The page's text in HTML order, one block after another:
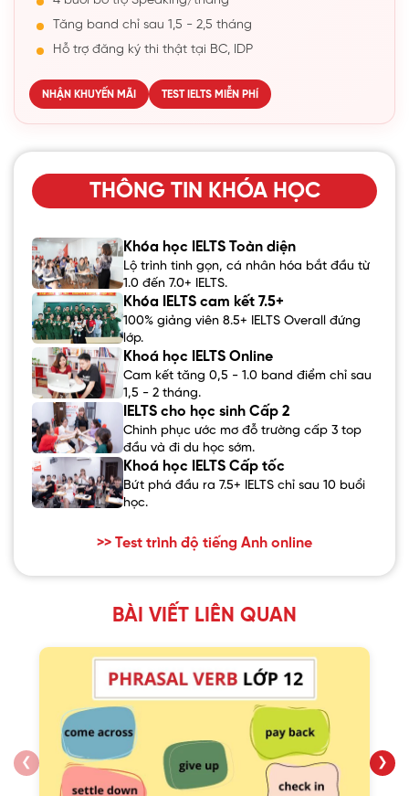
Tăng band chỉ sau 1,5 - 2,5 tháng
Hỗ trợ đăng ký thi thật tại BC, IDP
NHẬN KHUYẾN MÃI TEST IELTS MIỄN PHÍ
THÔNG TIN KHÓA HỌC
Khóa học IELTS Toàn diện
Lộ trình tinh gọn, cá nhân hóa bắt đầu từ
1.0 đến 7.0+ IELTS.
Khóa IELTS cam kết 7.5+
100% giảng viên 8.5+ IELTS Overall đứng
lớp.
Khoá học IELTS Online
Cam kết tăng 0,5 - 1.0 band điểm chỉ sau
1,5 - 2 tháng.
IELTS cho học sinh Cấp 2
Chinh phục ước mơ đỗ trường cấp 3 top
đầu và đi du học sớm.
Khoá học IELTS Cấp tốc
Bứt phá đầu ra 7.5+ IELTS chỉ sau 10 buổi
học.
>> Test trình độ tiếng Anh online
BÀI VIẾT LIÊN QUAN
❮ ❯